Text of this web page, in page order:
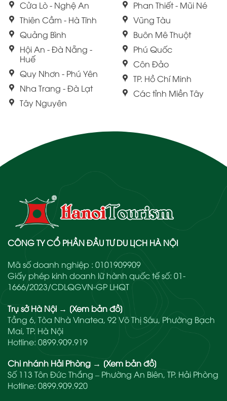
Cửa Lò - Nghệ An
Thiên Cầm - Hà Tĩnh
Quảng Bình
Hội An - Đà Nẵng -
Huế
Quy Nhơn - Phú Yên
Nha Trang - Đà Lạt
Tây Nguyên
Phan Thiết - Mũi Né
Vũng Tàu
Buôn Mê Thuột
Phú Quốc
Côn Đảo
TP. Hồ Chí Minh
Các tỉnh Miền Tây
CÔNG TY CỔ PHẦN ĐẦU TƯ DU LỊCH HÀ NỘI
Mã số doanh nghiệp : 0101909909
Giấy phép kinh doanh lữ hành quốc tế số: 01-
1666/2023/CDLQGVN-GP LHQT
Trụ sở Hà Nội → [Xem bản đồ]
Tầng 6, Tòa Nhà Vinatea, 92 Võ Thị Sáu, Phường Bạch
Mai, TP. Hà Nội
Hotline: 0899.909.919
Chi nhánh Hải Phòng → [Xem bản đồ]
Số 113 Tôn Đức Thắng – Phường An Biên, TP. Hải Phòng
Hotline: 0899.909.920